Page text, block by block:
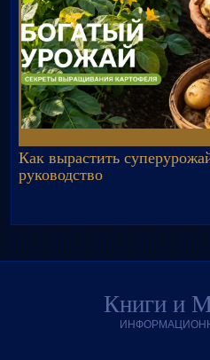
Как вырастить
руководство
Книги и